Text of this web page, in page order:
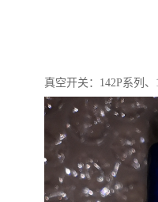
真空开关：142P系列、